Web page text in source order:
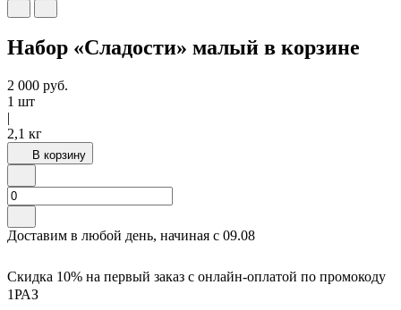
Набор «Сладости» малый в корзине
2 000 руб.
1 шт
|
2,1 кг
В корзину
Доставим в любой день, начиная с 09.08
Скидка 10% на первый заказ с онлайн-оплатой по промокоду
1РАЗ